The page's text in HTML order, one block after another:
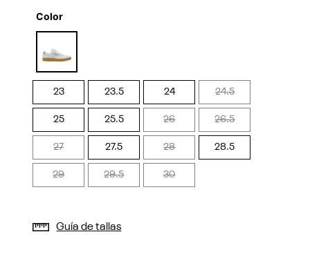
Color
selected
23 23.5 24 24.5
25 25.5 26 26.5
27 27.5 28 28.5
29 29.5 30
Guía de tallas